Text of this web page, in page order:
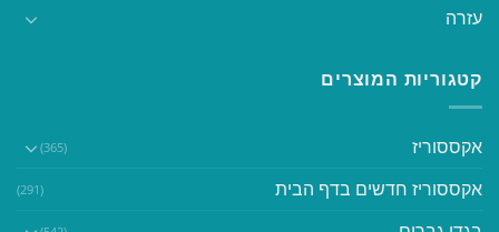
עזרה
קטגוריות המוצרים
אקססוריז (365)
אקססוריז חדשים בדף הבית (291)